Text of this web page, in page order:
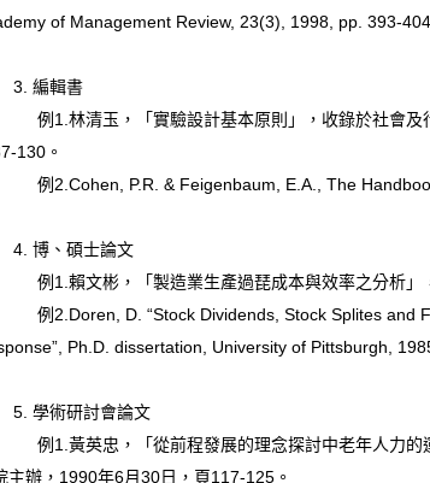
of Management Review, 23(3), 1998, pp. 393-404.
編輯書
林清玉，「實驗設計基本原則」，收錄於社會及行
130。
P.R. & Feigenbaum, E.A., The Handbook
博、碩士論文
賴文彬，「製造業生產過琵成本與效率之分析」，
D. “Stock Dividends, Stock Splites and
Ph.D. dissertation, University of Pittsburgh,
學術研討會論文
黃英忠，「從前程發展的理念探討中老年人力的運
主辦，1990年6月30日，頁117-125。